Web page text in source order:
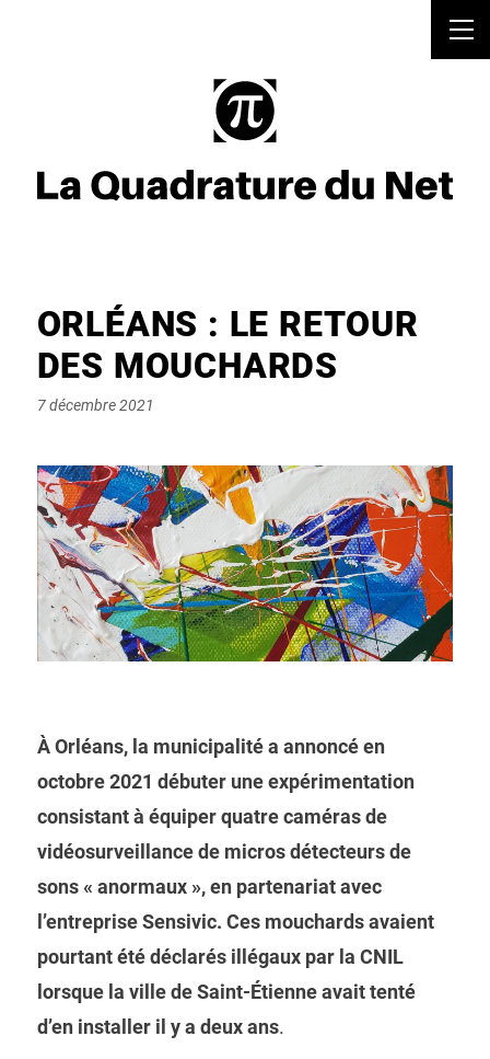
ORLÉANS : LE RETOUR
DES MOUCHARDS
Posted
7 décembre 2021
À Orléans, la municipalité a annoncé en
octobre 2021 débuter une expérimentation
consistant à équiper quatre caméras de
vidéosurveillance de micros détecteurs de
sons « anormaux », en partenariat avec
l’entreprise Sensivic. Ces mouchards avaient
pourtant été déclarés illégaux par la CNIL
lorsque la ville de Saint-Étienne avait tenté
d’en installer il y a deux ans.